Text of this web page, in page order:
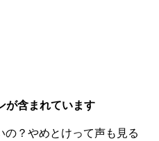
が含まれています
の？やめとけって声も見る